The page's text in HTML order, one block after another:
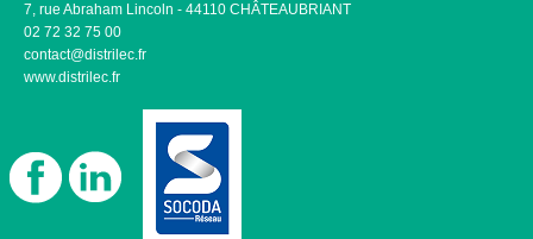
7, rue Abraham Lincoln - 44110 CHÂTEAUBRIANT
02 72 32 75 00
contact@distrilec.fr
www.distrilec.fr